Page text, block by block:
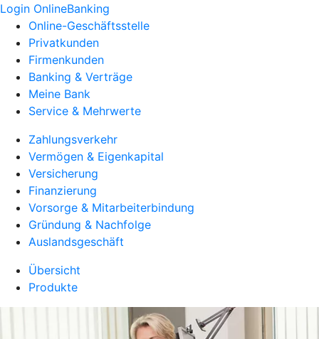
Login OnlineBanking
Online-Geschäftsstelle
Privatkunden
Firmenkunden
Banking & Verträge
Meine Bank
Service & Mehrwerte
Zahlungsverkehr
Vermögen & Eigenkapital
Versicherung
Finanzierung
Vorsorge & Mitarbeiterbindung
Gründung & Nachfolge
Auslandsgeschäft
Übersicht
Produkte